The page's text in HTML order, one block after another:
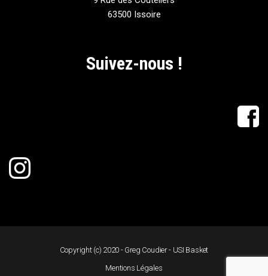
63500 Issoire
Suivez-nous !
Copyright (c) 2020 - Greg Coudier - USI Basket
Mentions Légales